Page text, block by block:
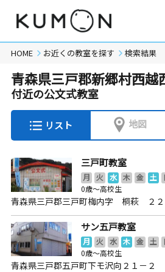
HOME お近くの教室を探す 検索結果
青森県三戸郡新郷村西越
付近の公文式教室
リスト 地図
三戸町教室
月 火 水 木 金 土
0歳～高校生
青森県三戸郡三戸町梅内字 桐萩 ２２
サン五戸教室
月 火 水 木 金 土
0歳～高校生
青森県三戸郡五戸町下モ沢向２１－２